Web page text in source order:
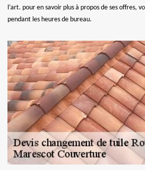
l’art. pour en savoir plus à propos de ses offres,
pendant les heures de bureau.